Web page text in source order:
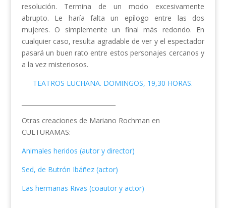
resolución. Termina de un modo excesivamente
abrupto. Le haría falta un epílogo entre las dos
mujeres. O simplemente un final más redondo. En
cualquier caso, resulta agradable de ver y el espectador
pasará un buen rato entre estos personajes cercanos y
a la vez misteriosos.
TEATROS LUCHANA. DOMINGOS, 19,30 HORAS.
Otras creaciones de Mariano Rochman en
CULTURAMAS:
Animales heridos (autor y director)
Sed, de Butrón Ibáñez (actor)
Las hermanas Rivas (coautor y actor)